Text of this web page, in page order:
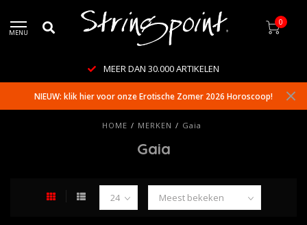
MENU
0
MEER DAN 30.000 ARTIKELEN
NIEUW: klik hier voor onze Erotische Zomer 2026 Horoscoop!
HOME / MERKEN / Gaia
Gaia